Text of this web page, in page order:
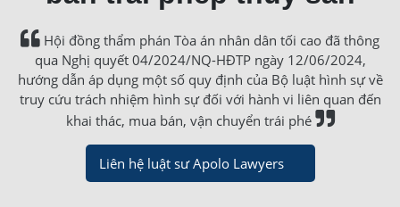
Hội đồng thẩm phán Tòa án nhân dân tối cao đã thông
qua Nghị quyết 04/2024/NQ-HĐTP ngày 12/06/2024,
hướng dẫn áp dụng một số quy định của Bộ luật hình sự về
truy cứu trách nhiệm hình sự đối với hành vi liên quan đến
khai thác, mua bán, vận chuyển trái phé
Liên hệ luật sư Apolo Lawyers